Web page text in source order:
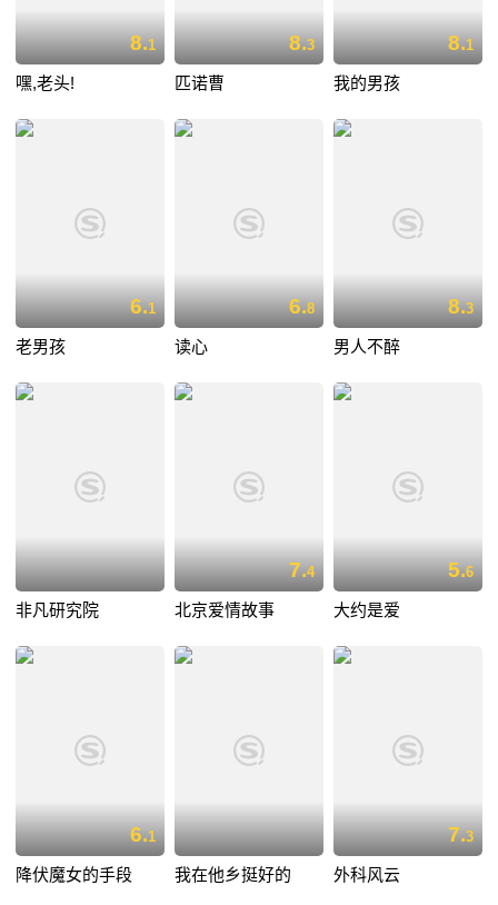
8.1
嘿,老头!
8.3
匹诺曹
8.1
我的男孩
6.1
老男孩
6.8
读心
8.3
男人不醉
非凡研究院
7.4
北京爱情故事
5.6
大约是爱
6.1
降伏魔女的手段 我在他乡挺好的
7.3
外科风云